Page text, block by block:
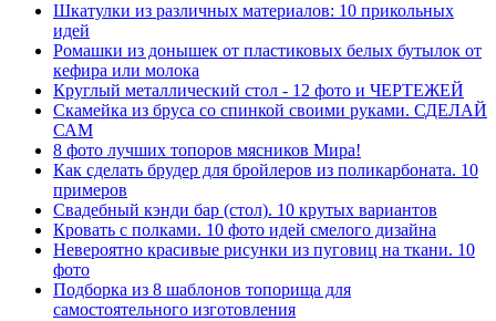
Шкатулки из различных материалов: 10 прикольных
идей
Ромашки из донышек от пластиковых белых бутылок от
кефира или молока
Круглый металлический стол - 12 фото и ЧЕРТЕЖЕЙ
Скамейка из бруса со спинкой своими руками. СДЕЛАЙ
САМ
8 фото лучших топоров мясников Мира!
Как сделать брудер для бройлеров из поликарбоната. 10
примеров
Свадебный кэнди бар (стол). 10 крутых вариантов
Кровать с полками. 10 фото идей смелого дизайна
Невероятно красивые рисунки из пуговиц на ткани. 10
фото
Подборка из 8 шаблонов топорища для
самостоятельного изготовления